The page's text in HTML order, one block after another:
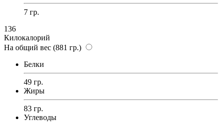
7 гр.
136
Килокалорий
На общий вес (881 гр.)
Белки
49 гр.
Жиры
83 гр.
Углеводы